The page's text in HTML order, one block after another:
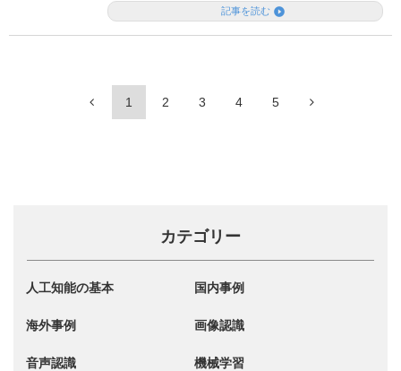
記事を読む 
1 2 3 4 5
カテゴリー
人工知能の基本 国内事例
海外事例 画像認識
音声認識 機械学習